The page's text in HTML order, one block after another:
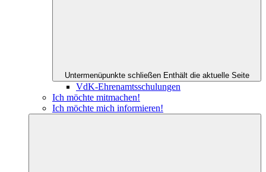
Untermenüpunkte schließen Enthält die aktuelle Seite
VdK-Ehrenamtsschulungen
Ich möchte mitmachen!
Ich möchte mich informieren!